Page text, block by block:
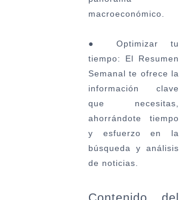
macroeconómico.
● Optimizar tu
tiempo:
El Resumen
Semanal te ofrece la
información clave
que necesitas,
ahorrándote tiempo
y esfuerzo en la
búsqueda y análisis
de noticias.